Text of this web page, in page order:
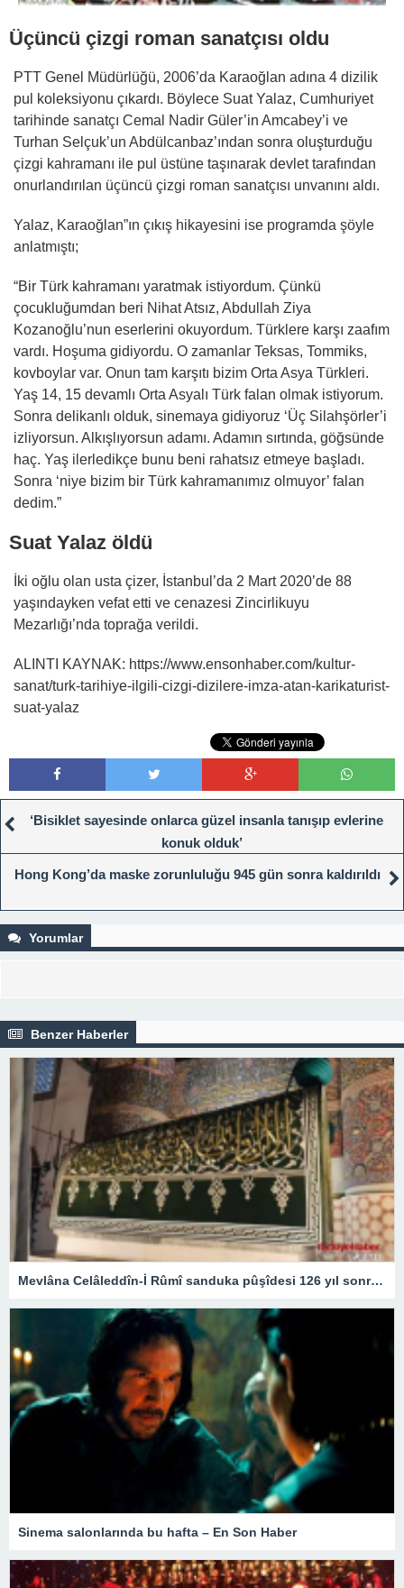
Üçüncü çizgi roman sanatçısı oldu
PTT Genel Müdürlüğü, 2006’da Karaoğlan adına 4 dizilik
pul koleksiyonu çıkardı. Böylece Suat Yalaz, Cumhuriyet
tarihinde sanatçı Cemal Nadir Güler’in Amcabey’i ve
Turhan Selçuk’un Abdülcanbaz’ından sonra oluşturduğu
çizgi kahramanı ile pul üstüne taşınarak devlet tarafından
onurlandırılan üçüncü çizgi roman sanatçısı unvanını aldı.
Yalaz, Karaoğlan”ın çıkış hikayesini ise programda şöyle
anlatmıştı;
“Bir Türk kahramanı yaratmak istiyordum. Çünkü
çocukluğumdan beri Nihat Atsız, Abdullah Ziya
Kozanoğlu’nun eserlerini okuyordum. Türklere karşı zaafım
vardı. Hoşuma gidiyordu. O zamanlar Teksas, Tommiks,
kovboylar var. Onun tam karşıtı bizim Orta Asya Türkleri.
Yaş 14, 15 devamlı Orta Asyalı Türk falan olmak istiyorum.
Sonra delikanlı olduk, sinemaya gidiyoruz ‘Üç Silahşörler’i
izliyorsun. Alkışlıyorsun adamı. Adamın sırtında, göğsünde
haç. Yaş ilerledikçe bunu beni rahatsız etmeye başladı.
Sonra ‘niye bizim bir Türk kahramanımız olmuyor’ falan
dedim.”
Suat Yalaz öldü
İki oğlu olan usta çizer, İstanbul’da 2 Mart 2020’de 88
yaşındayken vefat etti ve cenazesi Zincirlikuyu
Mezarlığı’nda toprağa verildi.
ALINTI KAYNAK: https://www.ensonhaber.com/kultur-
sanat/turk-tarihiye-ilgili-cizgi-dizilere-imza-atan-karikaturist-
suat-yalaz
‘Bisiklet sayesinde onlarca güzel insanla tanışıp evlerine
konuk olduk’
Hong Kong’da maske zorunluluğu 945 gün sonra kaldırıldı
Yorumlar
Benzer Haberler
Mevlâna Celâleddîn-İ Rûmî sanduka pûşîdesi 126 yıl sonra yeniden üretildi – Kültür Sanat & Sinema
Sinema salonlarında bu hafta – En Son Haber